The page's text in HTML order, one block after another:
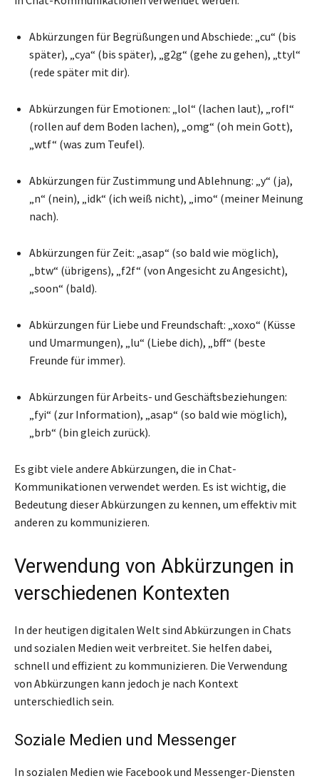
Abkürzungen für Begrüßungen und Abschiede: „cu“ (bis
später), „cya“ (bis später), „g2g“ (gehe zu gehen), „ttyl“
(rede später mit dir).
Abkürzungen für Emotionen: „lol“ (lachen laut), „rofl“
(rollen auf dem Boden lachen), „omg“ (oh mein Gott),
„wtf“ (was zum Teufel).
Abkürzungen für Zustimmung und Ablehnung: „y“ (ja),
„n“ (nein), „idk“ (ich weiß nicht), „imo“ (meiner Meinung
nach).
Abkürzungen für Zeit: „asap“ (so bald wie möglich),
„btw“ (übrigens), „f2f“ (von Angesicht zu Angesicht),
„soon“ (bald).
Abkürzungen für Liebe und Freundschaft: „xoxo“ (Küsse
und Umarmungen), „lu“ (Liebe dich), „bff“ (beste
Freunde für immer).
Abkürzungen für Arbeits- und Geschäftsbeziehungen:
„fyi“ (zur Information), „asap“ (so bald wie möglich),
„brb“ (bin gleich zurück).
Es gibt viele andere Abkürzungen, die in Chat-
Kommunikationen verwendet werden. Es ist wichtig, die
Bedeutung dieser Abkürzungen zu kennen, um effektiv mit
anderen zu kommunizieren.
Verwendung von Abkürzungen in
verschiedenen Kontexten
In der heutigen digitalen Welt sind Abkürzungen in Chats
und sozialen Medien weit verbreitet. Sie helfen dabei,
schnell und effizient zu kommunizieren. Die Verwendung
von Abkürzungen kann jedoch je nach Kontext
unterschiedlich sein.
Soziale Medien und Messenger
In sozialen Medien wie Facebook und Messenger-Diensten